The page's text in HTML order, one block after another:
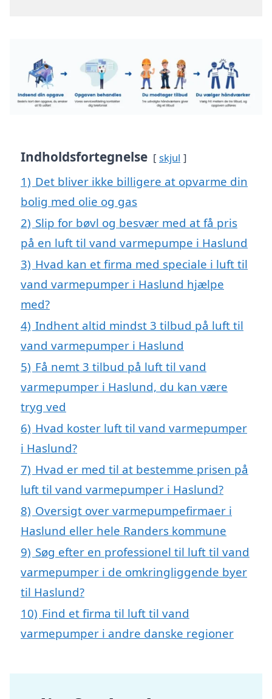
Indholdsfortegnelse skjul
1) Det bliver ikke billigere at opvarme din
bolig med olie og gas
2) Slip for bøvl og besvær med at få pris
på en luft til vand varmepumpe i Haslund
3) Hvad kan et firma med speciale i luft til
vand varmepumper i Haslund hjælpe
med?
4) Indhent altid mindst 3 tilbud på luft til
vand varmepumper i Haslund
5) Få nemt 3 tilbud på luft til vand
varmepumper i Haslund, du kan være
tryg ved
6) Hvad koster luft til vand varmepumper
i Haslund?
7) Hvad er med til at bestemme prisen på
luft til vand varmepumper i Haslund?
8) Oversigt over varmepumpefirmaer i
Haslund eller hele Randers kommune
9) Søg efter en professionel til luft til vand
varmepumper i de omkringliggende byer
til Haslund?
10) Find et firma til luft til vand
varmepumper i andre danske regioner